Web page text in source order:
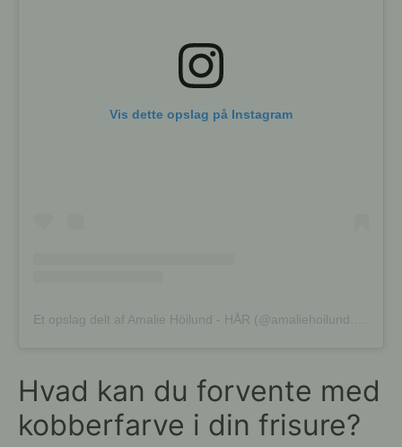
Vis dette opslag på Instagram
Hvad kan du forvente med
kobberfarve i din frisure?